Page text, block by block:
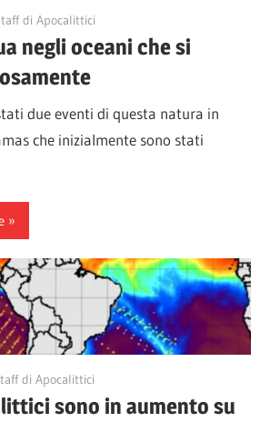
di Apocalittici
negli oceani che si
due eventi di questa natura in
che inizialmente sono stati
di Apocalittici
sono in aumento su